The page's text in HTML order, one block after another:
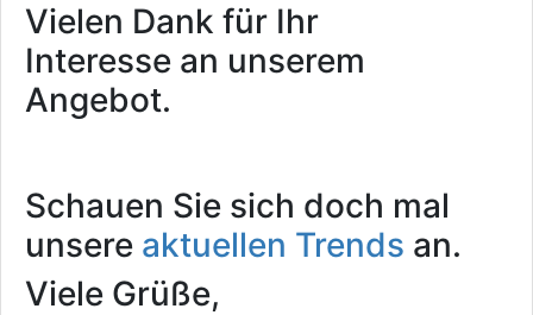
Vielen Dank für Ihr
Interesse an unserem
Angebot.
Schauen Sie sich doch mal
unsere aktuellen Trends an.
Viele Grüße,